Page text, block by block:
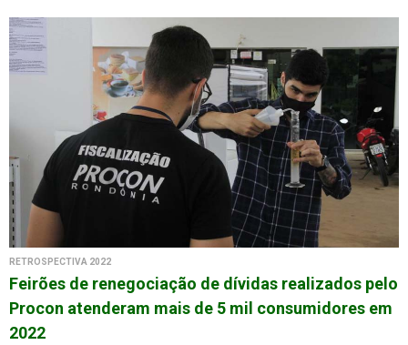
RETROSPECTIVA 2022
Feirões de renegociação de dívidas realizados pelo
Procon atenderam mais de 5 mil consumidores em
2022